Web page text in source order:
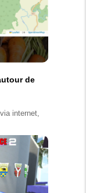
de
internet,